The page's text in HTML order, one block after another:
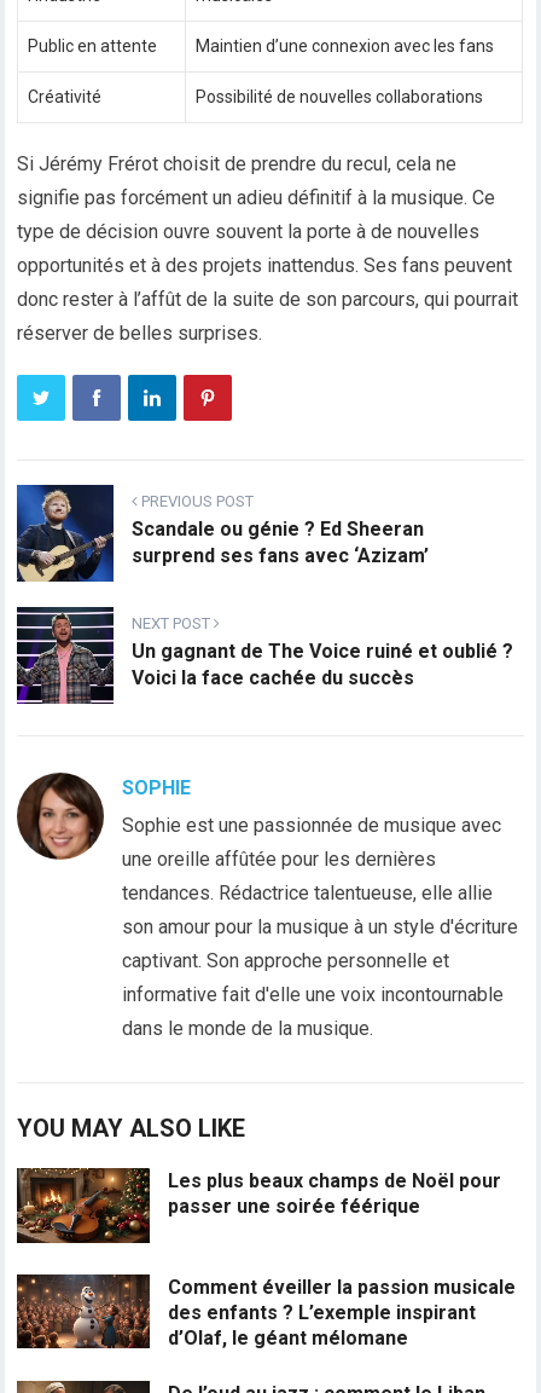
Public en attente Maintien d’une connexion avec les fans
Créativité Possibilité de nouvelles collaborations
Si Jérémy Frérot choisit de prendre du recul, cela ne
signifie pas forcément un adieu définitif à la musique. Ce
type de décision ouvre souvent la porte à de nouvelles
opportunités et à des projets inattendus. Ses fans peuvent
donc rester à l’affût de la suite de son parcours, qui pourrait
réserver de belles surprises.
PREVIOUS POST
Scandale ou génie ? Ed Sheeran
surprend ses fans avec ‘Azizam’
NEXT POST
Un gagnant de The Voice ruiné et oublié ?
Voici la face cachée du succès
SOPHIE
Sophie est une passionnée de musique avec
une oreille affûtée pour les dernières
tendances. Rédactrice talentueuse, elle allie
son amour pour la musique à un style d'écriture
captivant. Son approche personnelle et
informative fait d'elle une voix incontournable
dans le monde de la musique.
YOU MAY ALSO LIKE
Les plus beaux champs de Noël pour
passer une soirée féérique
Comment éveiller la passion musicale
des enfants ? L’exemple inspirant
d’Olaf, le géant mélomane